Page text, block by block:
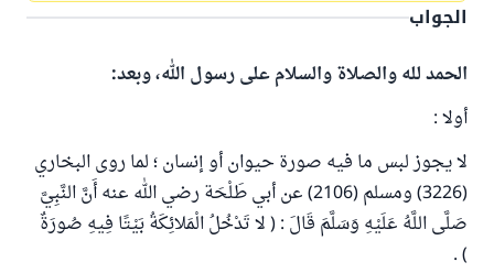
الجواب
الحمد لله والصلاة والسلام على رسول الله، وبعد:
أولا :
لا يجوز لبس ما فيه صورة حيوان أو إنسان ؛ لما روى البخاري
(3226) ومسلم (2106) عن أبي طَلْحَة رضي الله عنه أَنَّ النَّبِيَّ
صَلَّى اللَّهُ عَلَيْهِ وَسَلَّمَ قَالَ : ( لا تَدْخُلُ الْمَلائِكَةُ بَيْتًا فِيهِ صُورَةٌ
) .